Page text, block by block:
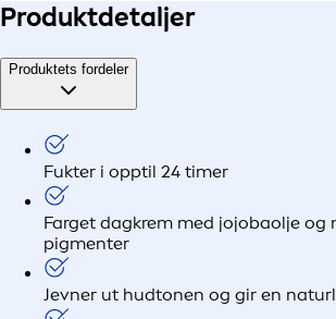
Produktdetaljer
Produktets fordeler
Fukter i opptil 24 timer
Farget dagkrem med jojobaolje og
pigmenter
Jevner ut hudtonen og gir en